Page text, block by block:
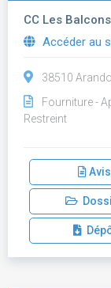
CC Les
Accéder au
38510
Fourniture -
Restreint
Avis